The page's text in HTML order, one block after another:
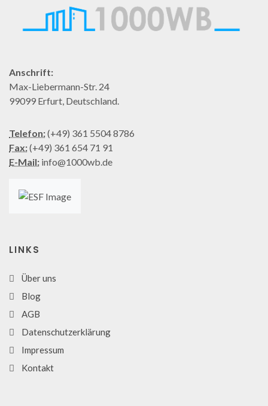
Anschrift:
Max-Liebermann-Str. 24
99099 Erfurt, Deutschland.
Telefon:(+49) 361 5504 8786
Fax:(+49) 361 654 71 91
E-Mail: info@1000wb.de
LINKS
Über uns
Blog
AGB
Datenschutzerklärung
Impressum
Kontakt